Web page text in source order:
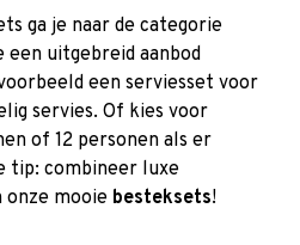
ga je naar de categorie
een uitgebreid aanbod
een serviesset voor
servies. Of kies voor
of 12 personen als er
tip: combineer luxe
onze mooie besteksets!